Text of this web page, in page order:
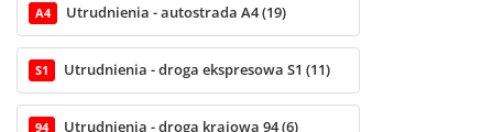
A4 Utrudnienia - autostrada A4 (19)
S1 Utrudnienia - droga ekspresowa S1 (11)
94 Utrudnienia - droga krajowa 94 (6)